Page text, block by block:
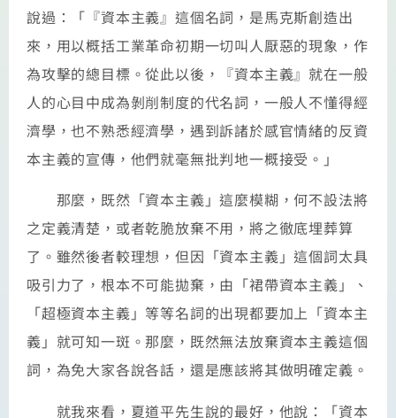
說過：「『資本主義』這個名詞，是馬克斯創造出
來，用以概括工業革命初期一切叫人厭惡的現象，作
為攻擊的總目標。從此以後，『資本主義』就在一般
人的心目中成為剝削制度的代名詞，一般人不懂得經
濟學，也不熟悉經濟學，遇到訴諸於感官情緒的反資
本主義的宣傳，他們就毫無批判地一概接受。」
那麼，既然「資本主義」這麼模糊，何不設法將
之定義清楚，或者乾脆放棄不用，將之徹底埋葬算
了。雖然後者較理想，但因「資本主義」這個詞太具
吸引力了，根本不可能拋棄，由「裙帶資本主義」、
「超極資本主義」等等名詞的出現都要加上「資本主
義」就可知一斑。那麼，既然無法放棄資本主義這個
詞，為免大家各說各話，還是應該將其做明確定義。
就我來看，夏道平先生說的最好，他說：「資本